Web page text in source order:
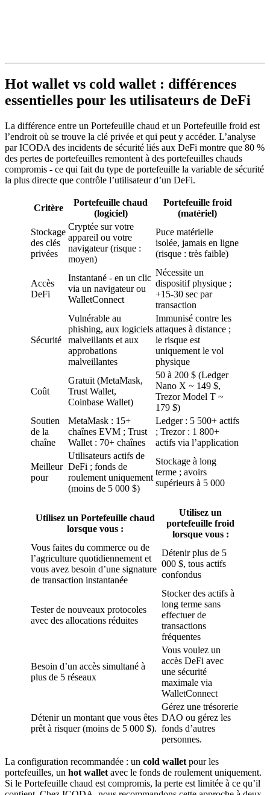
Hot wallet vs cold wallet : différences
essentielles pour les utilisateurs de DeFi
La différence entre un Portefeuille chaud et un Portefeuille froid est
l’endroit où se trouve la clé privée et qui peut y accéder. L’analyse
par ICODA des incidents de sécurité liés aux DeFi montre que 80 %
des pertes de portefeuilles remontent à des portefeuilles chauds
compromis - ce qui fait du type de portefeuille la variable de sécurité
la plus directe que contrôle l’utilisateur d’un DeFi.
Critère
Portefeuille chaud
(logiciel)
Portefeuille froid
(matériel)
Stockage
des clés
privées
Cryptée sur votre
appareil ou votre
navigateur (risque :
moyen)
Puce matérielle
isolée, jamais en ligne
(risque : très faible)
Accès
DeFi
Instantané - en un clic
via un navigateur ou
WalletConnect
Nécessite un
dispositif physique ;
+15-30 sec par
transaction
Sécurité
Vulnérable au
phishing, aux logiciels
malveillants et aux
approbations
malveillantes
Immunisé contre les
attaques à distance ;
le risque est
uniquement le vol
physique
Coût
Gratuit (MetaMask,
Trust Wallet,
Coinbase Wallet)
50 à 200 $ (Ledger
Nano X ~ 149 $,
Trezor Model T ~
179 $)
Soutien
de la
chaîne
MetaMask : 15+
chaînes EVM ; Trust
Wallet : 70+ chaînes
Ledger : 5 500+ actifs
; Trezor : 1 800+
actifs via l’application
Meilleur
pour
Utilisateurs actifs de
DeFi ; fonds de
roulement uniquement
(moins de 5 000 $)
Stockage à long
terme ; avoirs
supérieurs à 5 000
Utilisez un Portefeuille chaud
lorsque vous :
Utilisez un
portefeuille froid
lorsque vous :
Vous faites du commerce ou de
l’agriculture quotidiennement et
vous avez besoin d’une signature
de transaction instantanée
Détenir plus de 5
000 $, tous actifs
confondus
Tester de nouveaux protocoles
avec des allocations réduites
Stocker des actifs à
long terme sans
effectuer de
transactions
fréquentes
Besoin d’un accès simultané à
plus de 5 réseaux
Vous voulez un
accès DeFi avec
une sécurité
maximale via
WalletConnect
Détenir un montant que vous êtes
prêt à risquer (moins de 5 000 $).
Gérez une trésorerie
DAO ou gérez les
fonds d’autres
personnes.
La configuration recommandée : un cold wallet pour les
portefeuilles, un hot wallet avec le fonds de roulement uniquement.
Si le Portefeuille chaud est compromis, la perte est limitée à ce qu’il